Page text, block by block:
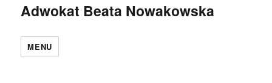
Adwokat Beata Nowakowska
MENU